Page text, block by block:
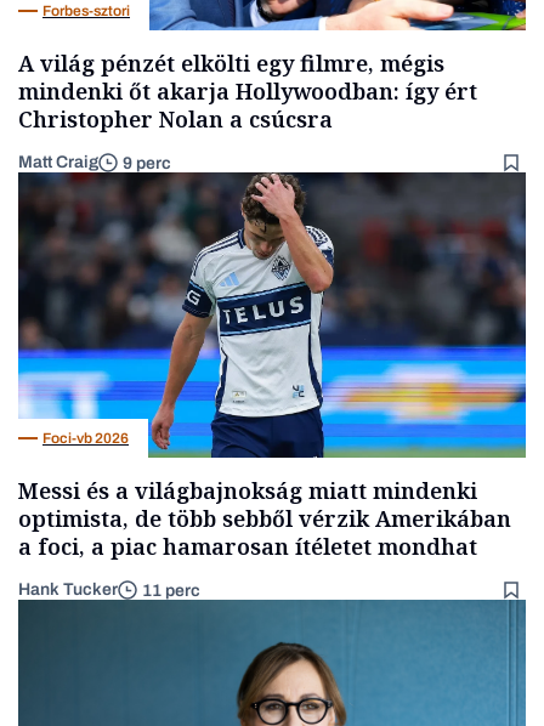
Forbes-sztori
A világ pénzét elkölti egy filmre, mégis
mindenki őt akarja Hollywoodban: így ért
Christopher Nolan a csúcsra
Matt Craig 9 perc
Foci-vb 2026
Messi és a világbajnokság miatt mindenki
optimista, de több sebből vérzik Amerikában
a foci, a piac hamarosan ítéletet mondhat
Hank Tucker 11 perc